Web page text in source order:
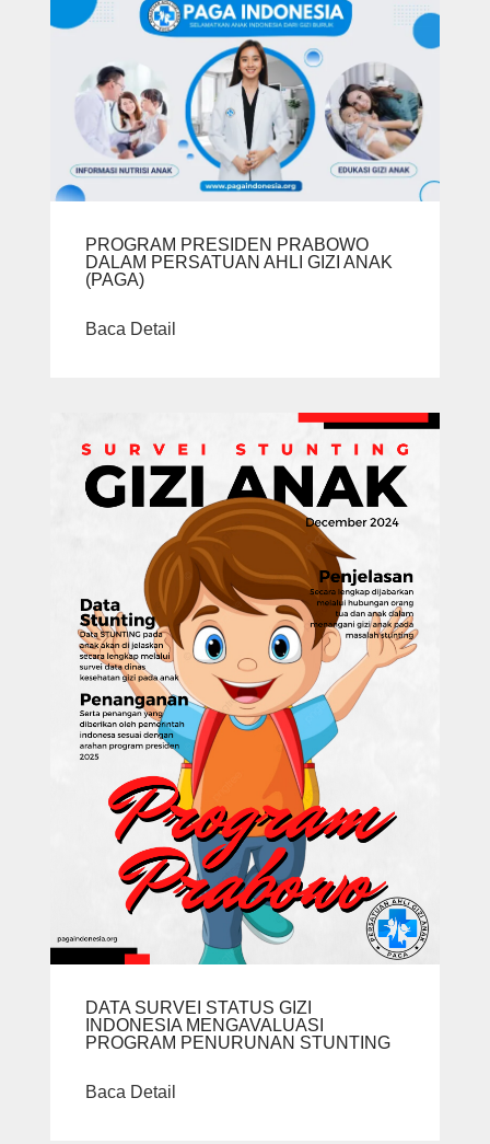
PROGRAM PRESIDEN PRABOWO
DALAM PERSATUAN AHLI GIZI ANAK
(PAGA)
Baca Detail
DATA SURVEI STATUS GIZI
INDONESIA MENGAVALUASI
PROGRAM PENURUNAN STUNTING
Baca Detail